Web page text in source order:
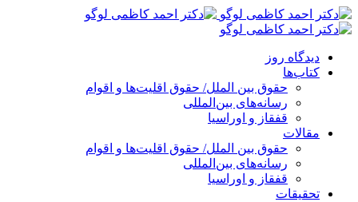
پرش
به
دیدگاه روز
کتاب‌ها
حقوق بین الملل/ حقوق اقلیت‌ها و اقوام
رسانه‌های بین‌المللی
قفقاز و اوراسیا
مقالات
حقوق بین الملل/ حقوق اقلیت‌ها و اقوام
رسانه‌های بین‌المللی
قفقاز و اوراسیا
تحقیقات